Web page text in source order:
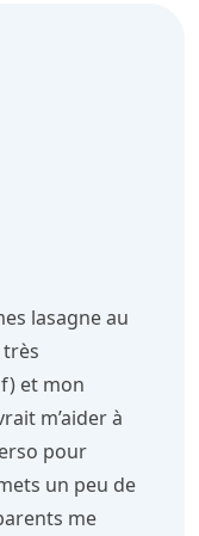
lasagne au
et mon
m’aider à
pour
un peu de
me